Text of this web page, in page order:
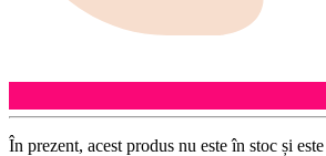
În prezent, acest produs nu este în stoc și